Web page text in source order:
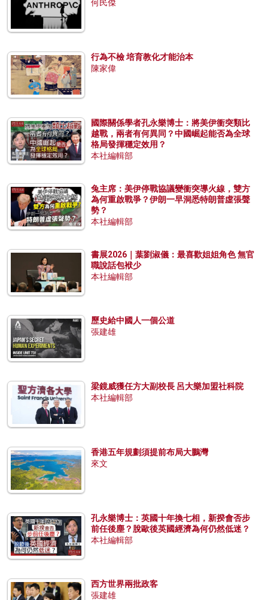
何民傑
行為不檢 培育教化才能治本
陳家偉
國際關係學者孔永樂博士：將美伊衝突類比
越戰，兩者有何異同？中國崛起能否為全球
格局發揮穩定效用？
本社編輯部
兔主席：美伊停戰協議變衝突導火線，雙方
為何重啟戰爭？伊朗一早洞悉特朗普虛張聲
勢？
本社編輯部
書展2026｜葉劉淑儀：最喜歡姐姐角色 無官
職說話包袱少
本社編輯部
歷史給中國人一個公道
張建雄
梁鏡威獲任方大副校長 呂大樂加盟社科院
本社編輯部
香港五年規劃須提前布局大鵬灣
來文
孔永樂博士：英國十年換七相，新揆會否步
前任後塵？脫歐後英國經濟為何仍然低迷？
本社編輯部
西方世界兩批政客
張建雄